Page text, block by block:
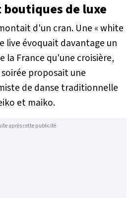
de luxe
d'un cran. Une « white
live évoquait davantage un
la France qu'une croisière,
proposait une
de danse traditionnelle
et maiko.
après cette publicité